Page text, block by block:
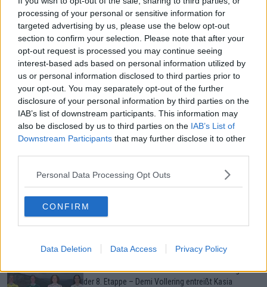
processing of your personal or sensitive information for
targeted advertising by us, please use the below opt-out
section to confirm your selection. Please note that after your
opt-out request is processed you may continue seeing
interest-based ads based on personal information utilized by
us or personal information disclosed to third parties prior to
your opt-out. You may separately opt-out of the further
disclosure of your personal information by third parties on the
IAB’s list of downstream participants. This information may
also be disclosed by us to third parties on the IAB’s List of
Downstream Participants that may further disclose it to other
Personal Data Processing Opt Outs
CONFIRM
Data Deletion Data Access Privacy Policy
Radsport
VORSCHAU | Omloop het Nieuwsblad Women 2024
- SD Worx-Protime's Kopecky, Vollering und
Wiebes gegen den Rest
Mehr Artikel
Gerade In
Tour de France Femmes 2026: Gesamtwertung nach
der 8. Etappe – Demi Vollering entreißt Kasia